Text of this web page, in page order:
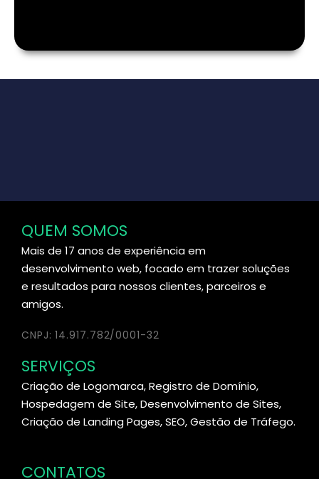
QUEM SOMOS
Mais de 17 anos de experiência em
desenvolvimento web, focado em trazer soluções
e resultados para nossos clientes, parceiros e
amigos.
CNPJ: 14.917.782/0001-32
SERVIÇOS
Criação de Logomarca, Registro de Domínio,
Hospedagem de Site, Desenvolvimento de Sites,
Criação de Landing Pages, SEO, Gestão de Tráfego.
CONTATOS